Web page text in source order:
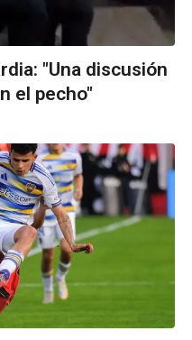
"Una discusión
el pecho"